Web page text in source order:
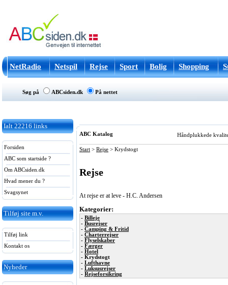
NetRadio Netspil Rejse Sport Bolig Shopping
Søg på ABCsiden.dk På nettet
Ialt 22216 links
Forsiden
ABC som startside ?
Om ABCsiden.dk
Hvad mener du ?
Svagsynet
Tilføj site m.v.
Tilføj link
Kontakt os
Nyheder
ABC Katalog Håndplukkede
Start > Rejse > Krydstogt
Rejse
At rejse er at leve - H.C. Andersen
Kategorier:
- Billeje
- Busrejser
- Camping & Fritid
- Charterrejser
- Flyselskaber
- Færger
- Hotel
- Krydstogt
- Lufthavne
- Luksusrejser
- Rejseforsikring